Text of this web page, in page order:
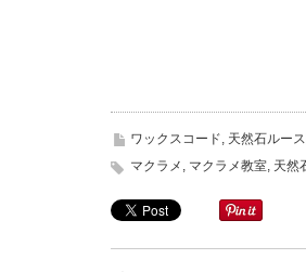
ワックスコード, 天然石ルー
マクラメ , マクラメ教室, 天然